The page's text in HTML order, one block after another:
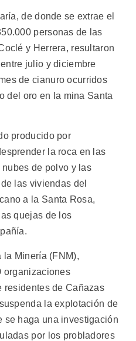
de donde se extrae el
personas de las
y Herrera, resultaron
julio y diciembre
de cianuro ocurridos
del oro en la mina Santa
producido por
la roca en las
de polvo y las
las viviendas del
a la Santa Rosa,
quejas de los
la Minería (FNM),
organizaciones
residentes de Cañazas
la explotación de
se haga una investigación
por los probladores